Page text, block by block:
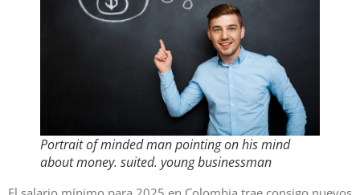
Portrait of minded man pointing on his mind
about money. suited. young businessman